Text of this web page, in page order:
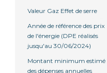
Valeur Gaz Effet de serre
Année de référence des prix
de l'énergie (DPE réalisés
jusqu'au 30/06/2024)
Montant minimum estimé
des dépenses annuelles